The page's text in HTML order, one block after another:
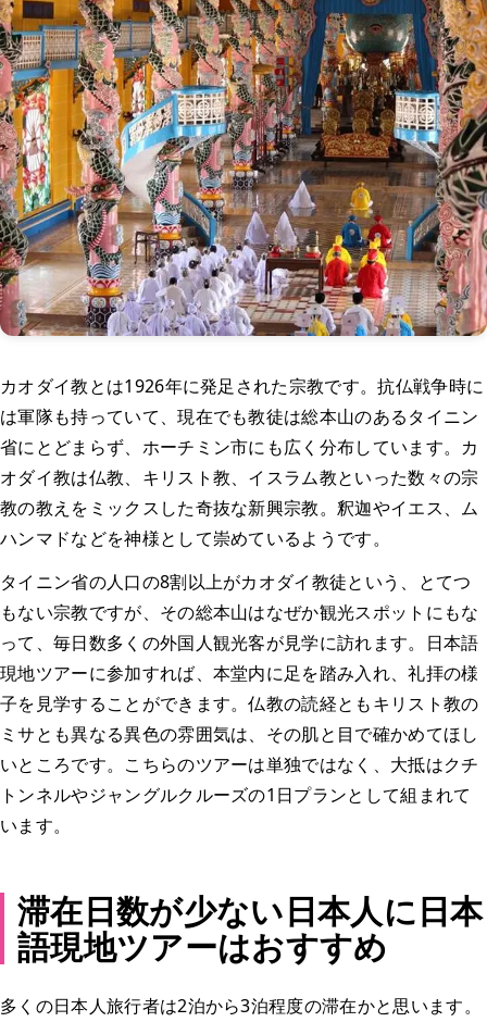
カオダイ教とは1926年に発足された宗教です。抗仏戦争時に
は軍隊も持っていて、現在でも教徒は総本山のあるタイニン
省にとどまらず、ホーチミン市にも広く分布しています。カ
オダイ教は仏教、キリスト教、イスラム教といった数々の宗
教の教えをミックスした奇抜な新興宗教。釈迦やイエス、ム
ハンマドなどを神様として崇めているようです。
タイニン省の人口の8割以上がカオダイ教徒という、とてつ
もない宗教ですが、その総本山はなぜか観光スポットにもな
って、毎日数多くの外国人観光客が見学に訪れます。日本語
現地ツアーに参加すれば、本堂内に足を踏み入れ、礼拝の様
子を見学することができます。仏教の読経ともキリスト教の
ミサとも異なる異色の雰囲気は、その肌と目で確かめてほし
いところです。こちらのツアーは単独ではなく、大抵はクチ
トンネルやジャングルクルーズの1日プランとして組まれて
います。
滞在日数が少ない日本人に日本
語現地ツアーはおすすめ
多くの日本人旅行者は2泊から3泊程度の滞在かと思います。